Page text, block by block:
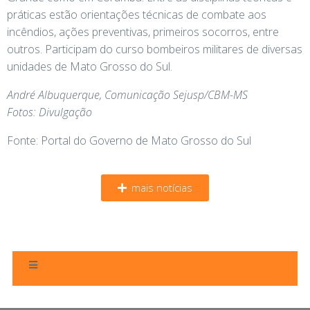
práticas estão orientações técnicas de combate aos
incêndios, ações preventivas, primeiros socorros, entre
outros. Participam do curso bombeiros militares de diversas
unidades de Mato Grosso do Sul.
André Albuquerque, Comunicação Sejusp/CBM-MS
Fotos: Divulgação
Fonte: Portal do Governo de Mato Grosso do Sul
mais notícias